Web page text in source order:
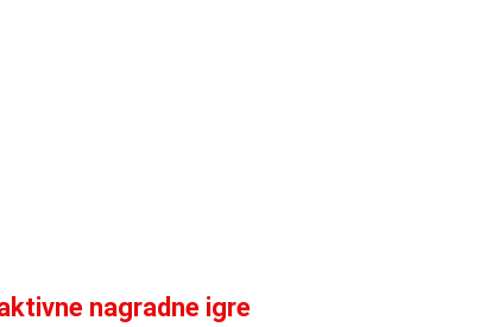
nagradne igre